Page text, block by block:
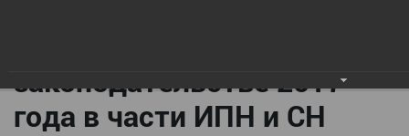
законодательстве 2017
года в части ИПН и СН